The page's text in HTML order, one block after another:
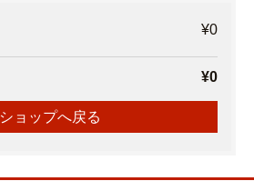
¥0
¥0
ショップへ戻る